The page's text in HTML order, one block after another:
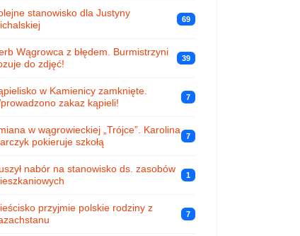
stanowisko dla Justyny
69
Wągrowca z błędem. Burmistrzyni
do zdjęć!
39
w Kamienicy zamknięte.
zakaz kąpieli!
7
w wągrowieckiej „Trójce”. Karolina
pokieruje szkołą
7
nabór na stanowisko ds. zasobów
1
przyjmie polskie rodziny z
7